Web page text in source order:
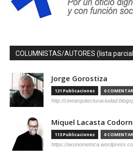
COLUMNISTAS/AUTORES (lista
Jorge Gorostiza
121 Publicaciones 0
http://
Miquel Lacasta
113 Publicaciones 0
https://